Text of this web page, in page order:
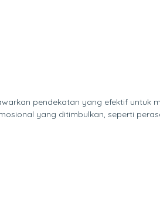
pendekatan yang efektif untuk
yang ditimbulkan, seperti